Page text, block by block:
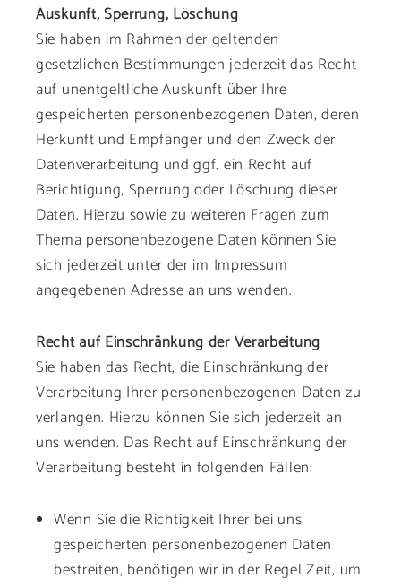
Auskunft, Sperrung, Löschung
Sie haben im Rahmen der geltenden
gesetzlichen Bestimmungen jederzeit das Recht
auf unentgeltliche Auskunft über Ihre
gespeicherten personenbezogenen Daten, deren
Herkunft und Empfänger und den Zweck der
Datenverarbeitung und ggf. ein Recht auf
Berichtigung, Sperrung oder Löschung dieser
Daten. Hierzu sowie zu weiteren Fragen zum
Thema personenbezogene Daten können Sie
sich jederzeit unter der im Impressum
angegebenen Adresse an uns wenden.
Recht auf Einschränkung der Verarbeitung
Sie haben das Recht, die Einschränkung der
Verarbeitung Ihrer personenbezogenen Daten zu
verlangen. Hierzu können Sie sich jederzeit an
uns wenden. Das Recht auf Einschränkung der
Verarbeitung besteht in folgenden Fällen:
Wenn Sie die Richtigkeit Ihrer bei uns
gespeicherten personenbezogenen Daten
bestreiten, benötigen wir in der Regel Zeit, um